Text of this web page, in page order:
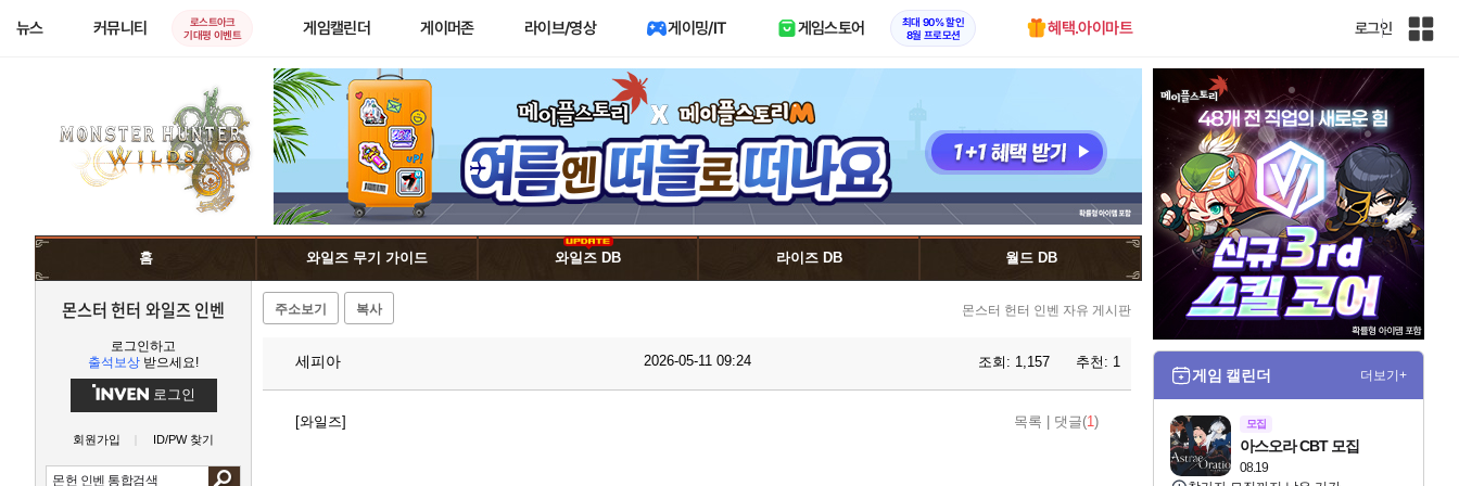
뉴스 커뮤니티
로스트아크
기대평 이벤트
게임캘린더 게이머존 라이브/영상 게이밍/IT 게임스토어
최대 90% 할인
8월 프로모션
혜택.아이마트 로그인
인
홈 와일즈 무기 가이드 와일즈 DB 라이즈 DB 월드 DB
몬스터 헌터 와일즈 인벤
로그인하고
출석보상 받으세요!
로그인
회원가입 ID/PW 찾기
주소보기 복사 몬스터 헌터 인벤 자유 게시판
세피아 2026-05-11 09:24 조회: 1,157 추천: 1
[와일즈] 목록 댓글(1)
게임 캘린더 더보기+
모집
08.19
아스오라 CBT 모집